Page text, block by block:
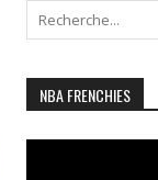
NBA FRENCHIES